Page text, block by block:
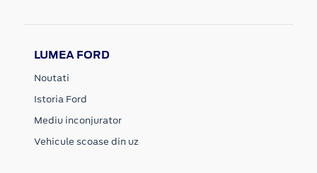
LUMEA FORD
Noutati
Istoria Ford
Mediu inconjurator
Vehicule scoase din uz